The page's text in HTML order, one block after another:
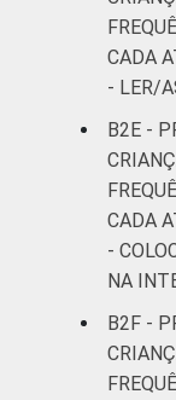
¹Base:
anos
de
Fonte:
CADA
- LER/
B2E -
CADA
-
NA
B2F -